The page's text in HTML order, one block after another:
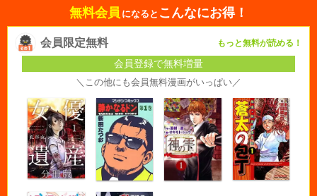
無料会員 になると こんなにお得！
会員限定無料 もっと無料が読める！
会員登録で無料増量
＼この他にも会員無料漫画がいっぱい／